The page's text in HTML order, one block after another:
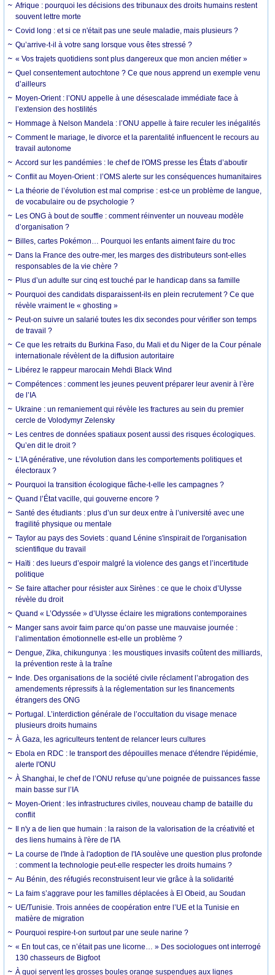
Afrique : pourquoi les décisions des tribunaux des droits humains restent
souvent lettre morte
Covid long : et si ce n'était pas une seule maladie, mais plusieurs ?
Qu’arrive-t-il à votre sang lorsque vous êtes stressé ?
« Vos trajets quotidiens sont plus dangereux que mon ancien métier »
Quel consentement autochtone ? Ce que nous apprend un exemple venu
d’ailleurs
Moyen-Orient : l’ONU appelle à une désescalade immédiate face à
l’extension des hostilités
Hommage à Nelson Mandela : l’ONU appelle à faire reculer les inégalités
Comment le mariage, le divorce et la parentalité influencent le recours au
travail autonome
Accord sur les pandémies : le chef de l'OMS presse les États d’aboutir
Conflit au Moyen-Orient : l’OMS alerte sur les conséquences humanitaires
La théorie de l’évolution est mal comprise : est-ce un problème de langue,
de vocabulaire ou de psychologie ?
Les ONG à bout de souffle : comment réinventer un nouveau modèle
d’organisation ?
Billes, cartes Pokémon… Pourquoi les enfants aiment faire du troc
Dans la France des outre-mer, les marges des distributeurs sont-elles
responsables de la vie chère ?
Plus d’un adulte sur cinq est touché par le handicap dans sa famille
Pourquoi des candidats disparaissent-ils en plein recrutement ? Ce que
révèle vraiment le « ghosting »
Peut-on suivre un salarié toutes les dix secondes pour vérifier son temps
de travail ?
Ce que les retraits du Burkina Faso, du Mali et du Niger de la Cour pénale
internationale révèlent de la diffusion autoritaire
Libérez le rappeur marocain Mehdi Black Wind
Compétences : comment les jeunes peuvent préparer leur avenir à l’ère
de l’IA
Ukraine : un remaniement qui révèle les fractures au sein du premier
cercle de Volodymyr Zelensky
Les centres de données spatiaux posent aussi des risques écologiques.
Qu’en dit le droit ?
L’IA générative, une révolution dans les comportements politiques et
électoraux ?
Pourquoi la transition écologique fâche-t-elle les campagnes ?
Quand l’État vacille, qui gouverne encore ?
Santé des étudiants : plus d’un sur deux entre à l’université avec une
fragilité physique ou mentale
Taylor au pays des Soviets : quand Lénine s'inspirait de l'organisation
scientifique du travail
Haïti : des lueurs d’espoir malgré la violence des gangs et l’incertitude
politique
Se faire attacher pour résister aux Sirènes : ce que le choix d’Ulysse
révèle du droit
Quand « L’Odyssée » d’Ulysse éclaire les migrations contemporaines
Manger sans avoir faim parce qu’on passe une mauvaise journée :
l’alimentation émotionnelle est-elle un problème ?
Dengue, Zika, chikungunya : les moustiques invasifs coûtent des milliards,
la prévention reste à la traîne
Inde. Des organisations de la société civile réclament l’abrogation des
amendements répressifs à la réglementation sur les financements
étrangers des ONG
Portugal. L’interdiction générale de l’occultation du visage menace
plusieurs droits humains
À Gaza, les agriculteurs tentent de relancer leurs cultures
Ebola en RDC : le transport des dépouilles menace d'étendre l'épidémie,
alerte l'ONU
À Shanghai, le chef de l’ONU refuse qu’une poignée de puissances fasse
main basse sur l’IA
Moyen-Orient : les infrastructures civiles, nouveau champ de bataille du
conflit
Il n'y a de lien que humain : la raison de la valorisation de la créativité et
des liens humains à l'ère de l'IA
La course de l'Inde à l'adoption de l'IA soulève une question plus profonde
: comment la technologie peut-elle respecter les droits humains ?
Au Bénin, des réfugiés reconstruisent leur vie grâce à la solidarité
La faim s’aggrave pour les familles déplacées à El Obeid, au Soudan
UE/Tunisie. Trois années de coopération entre l’UE et la Tunisie en
matière de migration
Pourquoi respire-t-on surtout par une seule narine ?
« En tout cas, ce n’était pas une licorne… » Des sociologues ont interrogé
130 chasseurs de Bigfoot
À quoi servent les grosses boules orange suspendues aux lignes